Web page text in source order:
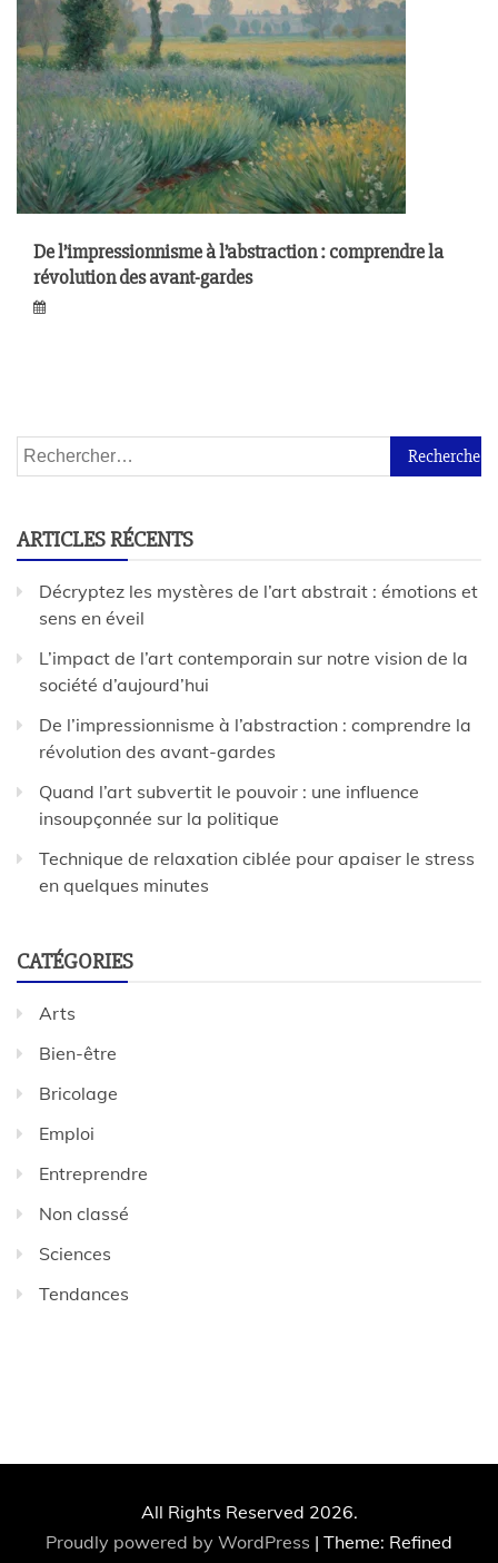
De l’impressionnisme à l’abstraction : comprendre la
révolution des avant-gardes
ARTICLES RÉCENTS
Décryptez les mystères de l’art abstrait : émotions et
sens en éveil
L’impact de l’art contemporain sur notre vision de la
société d’aujourd’hui
De l’impressionnisme à l’abstraction : comprendre la
révolution des avant-gardes
Quand l’art subvertit le pouvoir : une influence
insoupçonnée sur la politique
Technique de relaxation ciblée pour apaiser le stress
en quelques minutes
CATÉGORIES
Arts
Bien-être
Bricolage
Emploi
Entreprendre
Non classé
Sciences
Tendances
All Rights Reserved 2026.
Proudly powered by WordPress | Theme: Refined